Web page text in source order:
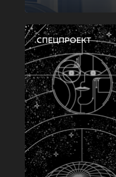
СПЕЦПРОЕКТ